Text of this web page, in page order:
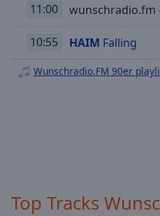
subtitles
dialog
subtitles
off,
This
Wunschradio.FM 80er
Wunschradio.FM 70er Rock
Wunschradio.FM Pop
11:00 wunschradio.fm
10:55 HAIM Falling
Wunschradio.FM 90er
Top Tracks